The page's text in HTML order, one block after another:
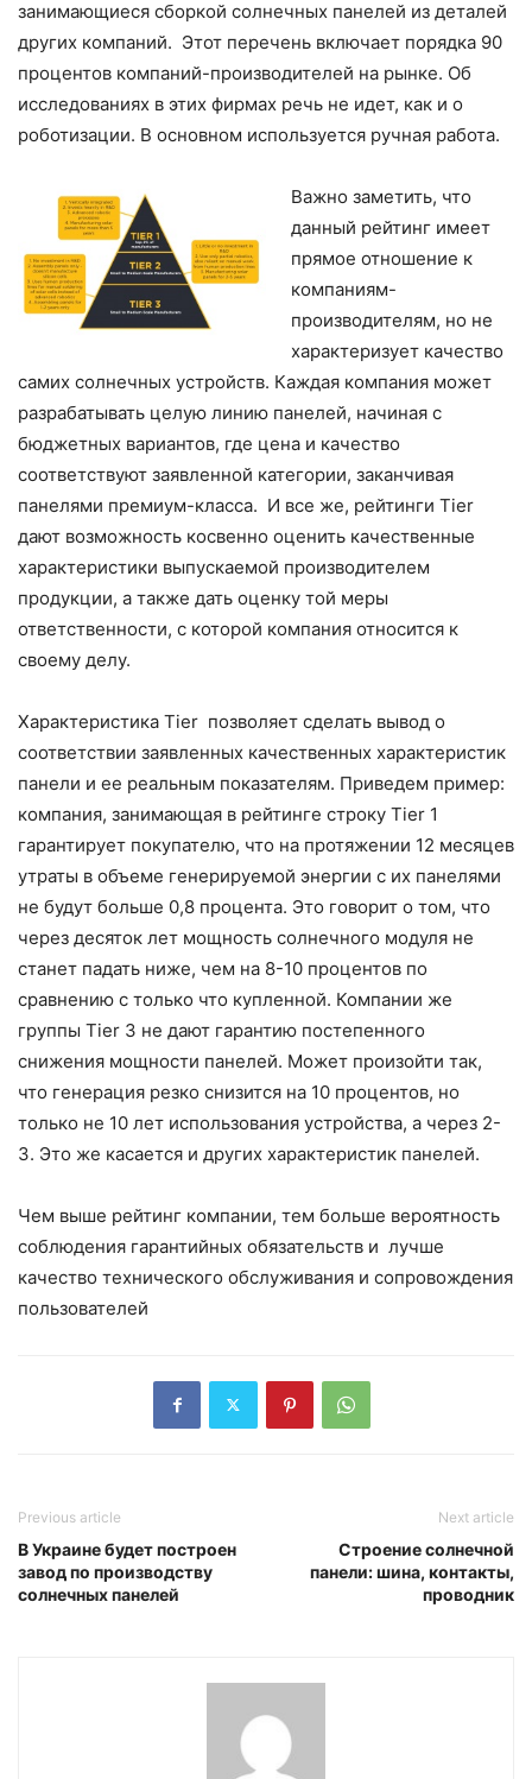
занимающиеся сборкой солнечных панелей из деталей
других компаний. Этот перечень включает порядка 90
процентов компаний-производителей на рынке. Об
исследованиях в этих фирмах речь не идет, как и о
роботизации. В основном используется ручная работа.
Важно заметить, что
данный рейтинг имеет
прямое отношение к
компаниям-
производителям, но не
характеризует качество
самих солнечных устройств. Каждая компания может
разрабатывать целую линию панелей, начиная с
бюджетных вариантов, где цена и качество
соответствуют заявленной категории, заканчивая
панелями премиум-класса. И все же, рейтинги Тіеr
дают возможность косвенно оценить качественные
характеристики выпускаемой производителем
продукции, а также дать оценку той меры
ответственности, с которой компания относится к
своему делу.
Характеристика Тіеr позволяет сделать вывод о
соответствии заявленных качественных характеристик
панели и ее реальным показателям. Приведем пример:
компания, занимающая в рейтинге строку Тіеr 1
гарантирует покупателю, что на протяжении 12 месяцев
утраты в объеме генерируемой энергии с их панелями
не будут больше 0,8 процента. Это говорит о том, что
через десяток лет мощность солнечного модуля не
станет падать ниже, чем на 8-10 процентов по
сравнению с только что купленной. Компании же
группы Тіеr 3 не дают гарантию постепенного
снижения мощности панелей. Может произойти так,
что генерация резко снизится на 10 процентов, но
только не 10 лет использования устройства, а через 2-
3. Это же касается и других характеристик панелей.
Чем выше рейтинг компании, тем больше вероятность
соблюдения гарантийных обязательств и лучше
качество технического обслуживания и сопровождения
пользователей
Previous article
В Украине будет построен
завод по производству
солнечных панелей
Next article
Строение солнечной
панели: шина, контакты,
проводник